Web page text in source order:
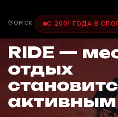
ОМСК С 2001 ГОДА В
RIDE —
отдых
активным